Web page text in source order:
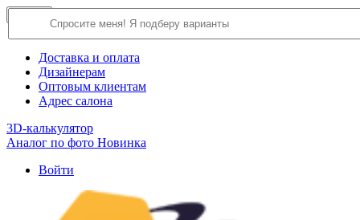
О компании
Доставка и оплата
Дизайнерам
Оптовым клиентам
Адрес салона
3D-калькулятор
Аналог по фото Новинка
Войти